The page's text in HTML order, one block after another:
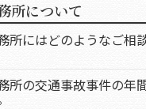
所について
所にはどのようなご相
所の交通事故事件の年